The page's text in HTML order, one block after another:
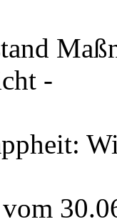
-